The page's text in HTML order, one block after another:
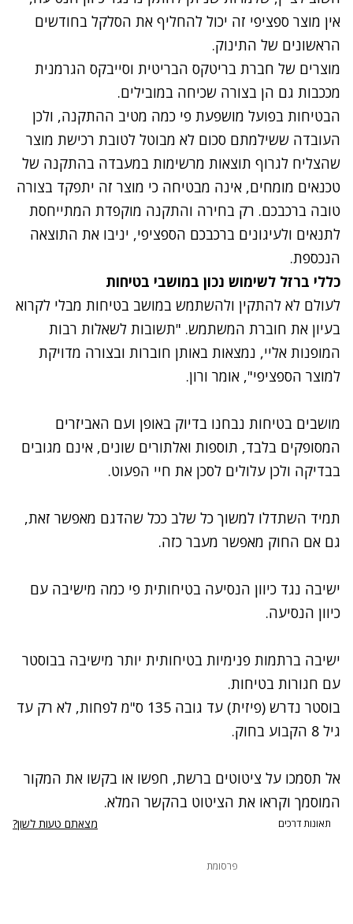
אין מוצר ספציפי זה יכול להחליף את הסלקל בחודשים
הראשונים של התינוק.
מוצרים של חברת בריטקס הבריטית וסייבקס הגרמנית
מככבות גם הן בצורה שכיחה במובילים.
הבטיחות בפועל מושפעת פי כמה מטיב ההתקנה, ולכן
העובדה ששילמתם סכום לא מבוטל לטובת רכישת מוצר
שהצליח לגרוף תוצאות מרשימות במעבדה בהתקנה של
טכנאים מומחים, אינה מבטיחה כי מוצר זה יתפקד בצורה
טובה ברכבכם. רק בחירה והתקנה מוקפדת המתייחסת
לתנאים ולעיגונים ברכבכם הספציפי, יניבו את התוצאה
הנכספת.
כללי ברזל לשימוש נכון במושבי בטיחות
לעולם לא להתקין ולהשתמש במושב בטיחות מבלי לקרוא
בעיון את חוברת המשתמש. "תשובות לשאלות רבות
המופנות אליי, נמצאות באותן חוברות ובצורה מדויקת
למוצר הספציפי", אומר ורון.
מושבים בטיחות נבחנו בדיוק באופן ועם האביזרים
המסופקים בלבד, תוספות ואלתורים שונים, אינם מגובים
בבדיקה ולכן עלולים לסכן את חיי הפעוט.
תמיד השתדלו למשוך כל שלב ככל שהדגם מאפשר זאת,
גם אם החוק מאפשר מעבר כזה.
ישיבה נגד כיוון הנסיעה בטיחותית פי כמה מישיבה עם
כיוון הנסיעה.
ישיבה ברתמות פנימיות בטיחותית יותר מישיבה בבוסטר
עם חגורות בטיחות.
בוסטר נדרש (פיזית) עד גובה 135 ס"מ לפחות, לא רק עד
גיל 8 הקבוע בחוק.
אל תסמכו על ציטוטים ברשת, חפשו או בקשו את המקור
המוסמך וקראו את הציטוט בהקשר המלא.
תאונות דרכים מצאתם טעות לשון?
פרסומת